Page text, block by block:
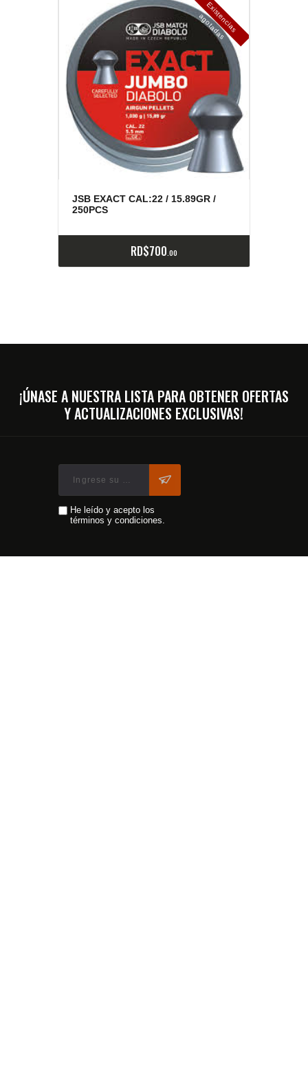
E
x
is
t
e
n
c
ia
s
a
g
o
t
a
d
a
s
JSB EXACT CAL:22 / 15.89GR /
250PCS
RD$700 00
¡ÚNASE A NUESTRA LISTA PARA OBTENER OFERTAS
Y ACTUALIZACIONES EXCLUSIVAS!
He leído y acepto los
términos y condiciones.